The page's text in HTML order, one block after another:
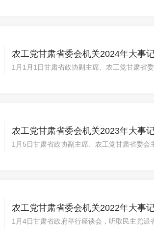
农工党甘肃省委会机关2024年大事
1月1月1日甘肃省政协副主席、农工党甘肃省
农工党甘肃省委会机关2023年大事
1月5日甘肃省政协副主席、农工党甘肃省委会
农工党甘肃省委会机关2022年大事
1月4日甘肃省政府举行座谈会，听取民主党派